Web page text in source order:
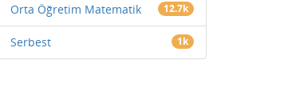
Orta Öğretim Matematik 12.7k
Serbest 1k